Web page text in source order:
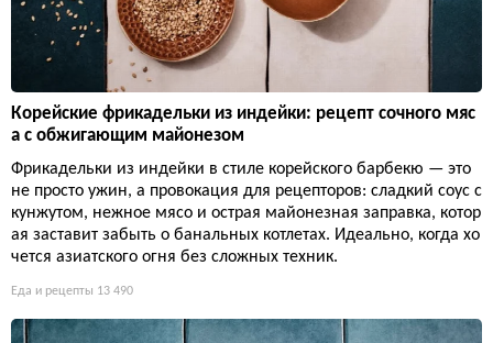
Корейские фрикадельки из индейки: рецепт сочного мяс
а с обжигающим майонезом
Фрикадельки из индейки в стиле корейского барбекю — это
не просто ужин, а провокация для рецепторов: сладкий соус с
кунжутом, нежное мясо и острая майонезная заправка, котор
ая заставит забыть о банальных котлетах. Идеально, когда хо
чется азиатского огня без сложных техник.
Еда и рецепты 13 490